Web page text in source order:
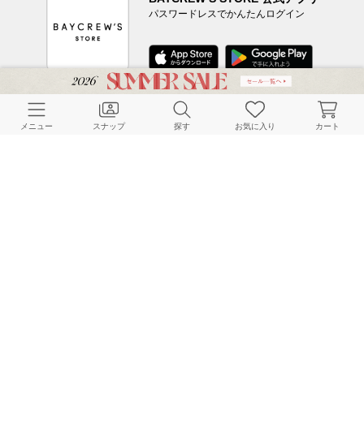
パスワードレスでかんたんログイン
CUSTOMER SERVICE
メニュー スナップ 探す お気に入り カート